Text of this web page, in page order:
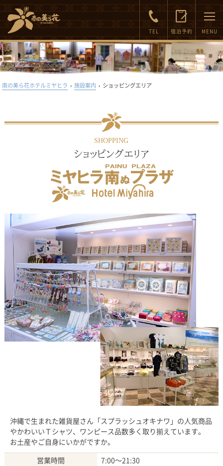
TEL 宿泊予約 MENU
南の美ら花ホテルミヤヒラ › 施設案内 › ショッピングエリア
SHOPPING
ショッピングエリア
沖縄で生まれた雑貨屋さん「スプラッシュオキナワ」の人気商品
やかわいいＴシャツ、ワンピース品数多く取り揃えています。
お土産やご自身にいかがですか。
営業時間
7:00～21:30